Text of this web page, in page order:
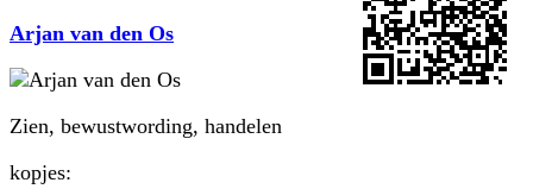
Arjan van den Os
Zien, bewustwording, handelen
kopjes: